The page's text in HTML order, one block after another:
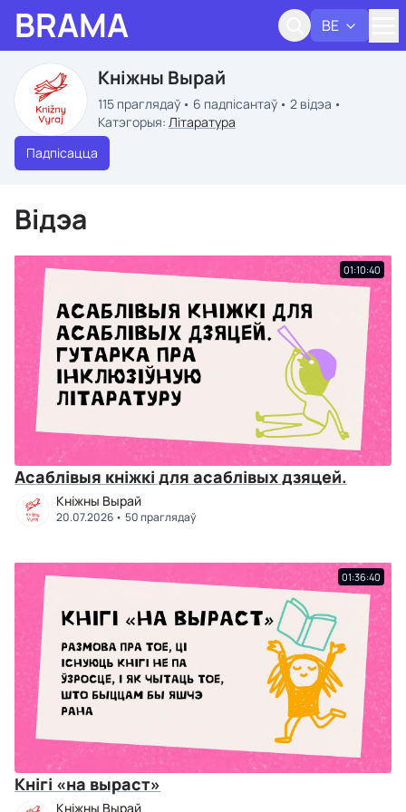
BRAMA BE
Кніжны Вырай
115 праглядаў 6 падпісантаў
2 відэа
Катэгорыя: Літаратура
Падпісацца
Відэа
01:10:40
Асаблівыя кніжкі для асаблівых дзяцей.
Кніжны Вырай
20.07.2026 50 праглядаў
01:36:40
Кнігі «на выраст»
Кніжны Вырай